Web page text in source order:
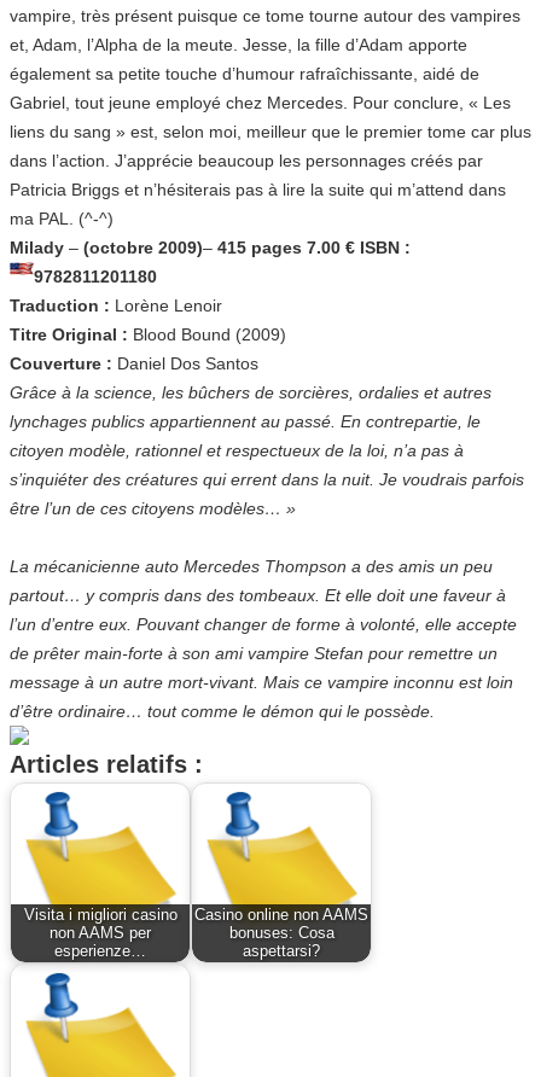
vampire, très présent puisque ce tome tourne autour des vampires
et, Adam, l’Alpha de la meute. Jesse, la fille d’Adam apporte
également sa petite touche d’humour rafraîchissante, aidé de
Gabriel, tout jeune employé chez Mercedes. Pour conclure, « Les
liens du sang » est, selon moi, meilleur que le premier tome car plus
dans l’action. J’apprécie beaucoup les personnages créés par
Patricia Briggs et n’hésiterais pas à lire la suite qui m’attend dans
ma PAL. (^-^)
Milady – (octobre 2009)– 415 pages 7.00 € ISBN :
9782811201180
Traduction : Lorène Lenoir
Titre Original : Blood Bound (2009)
Couverture : Daniel Dos Santos
Grâce à la science, les bûchers de sorcières, ordalies et autres
lynchages publics appartiennent au passé. En contrepartie, le
citoyen modèle, rationnel et respectueux de la loi, n’a pas à
s’inquiéter des créatures qui errent dans la nuit. Je voudrais parfois
être l’un de ces citoyens modèles… »
La mécanicienne auto Mercedes Thompson a des amis un peu
partout… y compris dans des tombeaux. Et elle doit une faveur à
l’un d’entre eux. Pouvant changer de forme à volonté, elle accepte
de prêter main-forte à son ami vampire Stefan pour remettre un
message à un autre mort-vivant. Mais ce vampire inconnu est loin
d’être ordinaire… tout comme le démon qui le possède.
Articles relatifs :
Visita i migliori casino
non AAMS per
esperienze…
Casino online non AAMS
bonuses: Cosa
aspettarsi?